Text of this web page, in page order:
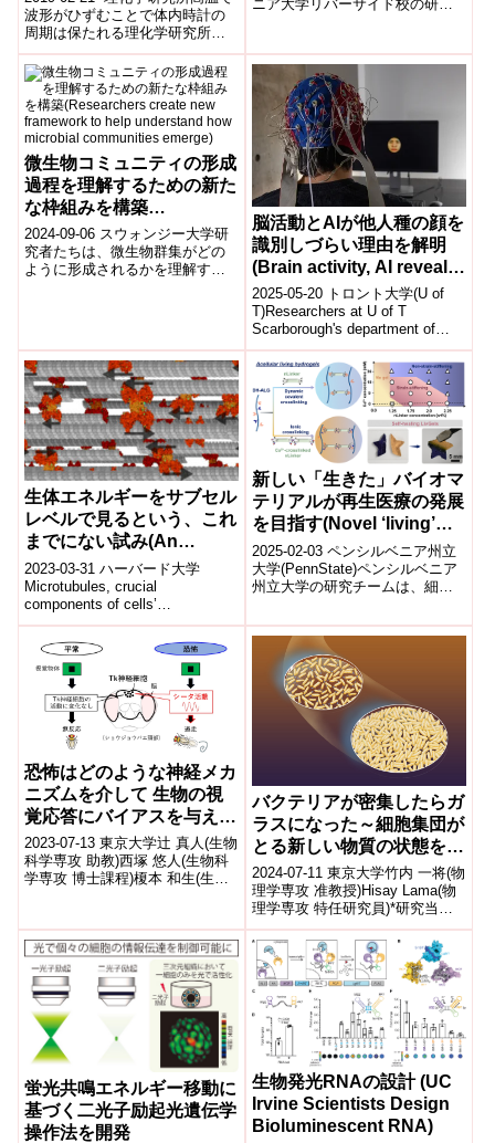
波形がひずむことで体内時計の
周期は保たれる理化学研究所
（理研）数理創造プログラムの
儀保伸吾特別研究員と黒澤元研
究員の研...
ニア大学リバーサイド校の研究
開...
微生物コミュニティの形成
過程を理解するための新た
な枠組みを構築
(Researchers create new
framework to help
understand how
2024-09-06 スウォンジー大学研
究者たちは、微生物群集がどの
ように形成されるかを理解する
脳活動とAIが他人種の顔を
識別しづらい理由を解明
(Brain activity, AI reveal
why people struggle to
recognize faces from
other racial groups)
2025-05-20 トロント大学(U of
T)Researchers at U of T
Scarborough's department of
psych...
生体エネルギーをサブセル
レベルで見るという、これ
までにない試み(An
unprecedented look at
biological energy on the
sub-cellular level)
2023-03-31 ハーバード大学
Microtubules, crucial
components of cells’
cytoskeletons, are ...
新しい「生きた」バイオマ
テリアルが再生医療の発展
を目指す(Novel ‘living’
biomaterial aims to
advance regenerative
medicine)
2025-02-03 ペンシルベニア州立
大学(PennState)ペンシルベニア
州立大学の研究チームは、細胞
倣する新しい「生体...
恐怖はどのような神経メカ
ニズムを介して 生物の視
覚応答にバイアスを与える
のか?
2023-07-13 東京大学辻 真人(生物
科学専攻 助教)西塚 悠人(生物科
学専攻 博士課程)榎本 和生(生物
バクテリアが密集したらガ
ラスになった～細胞集団が
とる新しい物質の状態を発
見～
2024-07-11 東京大学竹内 一将(物
理学専攻 准教授)Hisay Lama(物
理学専攻 特任研究員)*研究当時
発表のポイント 栄養条件下のバ
クテリアが増...
蛍光共鳴エネルギー移動に
基づく二光子励起光遺伝学
操作法を開発
生物発光RNAの設計 (UC
Irvine Scientists Design
Bioluminescent RNA)